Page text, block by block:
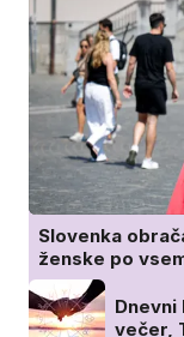
Slovenka
ženske po
večer,